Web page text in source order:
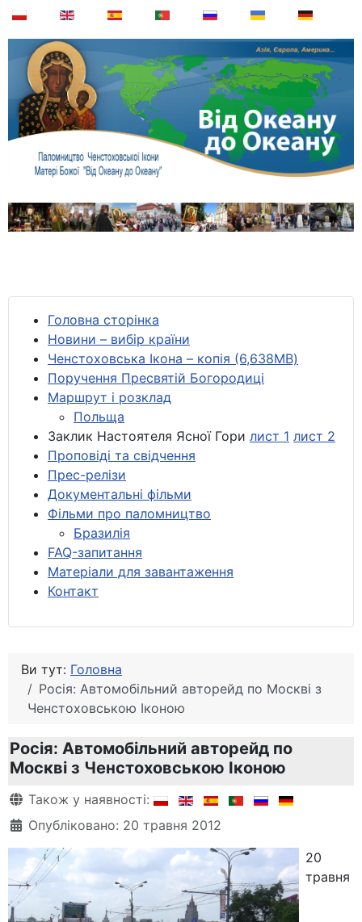
Головна сторінка
Новини – вибір країни
Ченстоховська Ікона – копія (6,638MB)
Поручення Пресвятій Богородиці
Маршрут і розклад
Польща
Заклик Настоятеля Ясної Гори лист 1 лист 2
Проповіді та свідчення
Прес-релізи
Документальні фільми
Фільми про паломництво
Бразилія
FAQ-запитання
Матеріали для завантаження
Контакт
Ви тут: Головна
Росія: Автомобільний авторейд по Москві з
Ченстоховською Іконою
Росія: Автомобільний авторейд по
Москві з Ченстоховською Іконою
Деталі
Також у наявності:
Опубліковано: 20 травня 2012
20
травня